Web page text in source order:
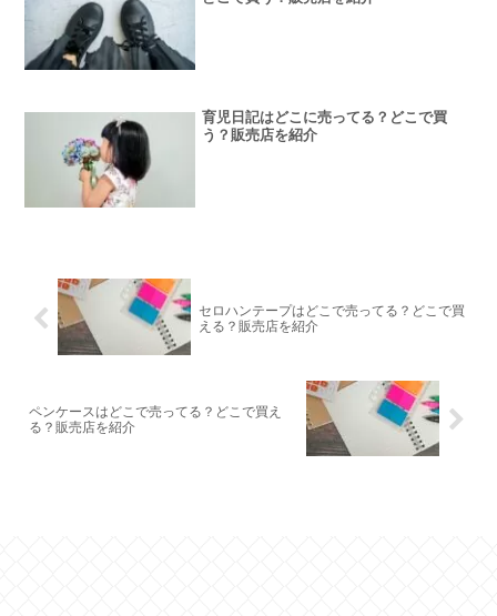
育児日記はどこに売ってる？どこで買
う？販売店を紹介
セロハンテープはどこで売ってる？どこで買
える？販売店を紹介
ペンケースはどこで売ってる？どこで買え
る？販売店を紹介